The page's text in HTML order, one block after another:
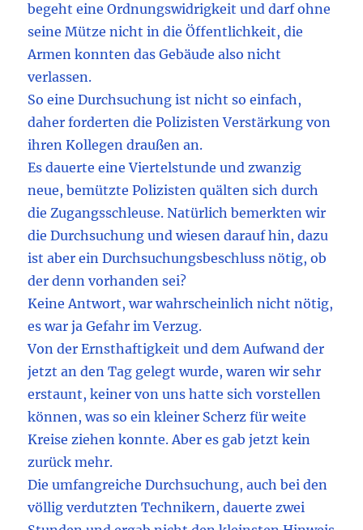
begeht eine Ordnungswidrigkeit und darf ohne
seine Mütze nicht in die Öffentlichkeit, die
Armen konnten das Gebäude also nicht
verlassen.
So eine Durchsuchung ist nicht so einfach,
daher forderten die Polizisten Verstärkung von
ihren Kollegen draußen an.
Es dauerte eine Viertelstunde und zwanzig
neue, bemützte Polizisten quälten sich durch
die Zugangsschleuse. Natürlich bemerkten wir
die Durchsuchung und wiesen darauf hin, dazu
ist aber ein Durchsuchungsbeschluss nötig, ob
der denn vorhanden sei?
Keine Antwort, war wahrscheinlich nicht nötig,
es war ja Gefahr im Verzug.
Von der Ernsthaftigkeit und dem Aufwand der
jetzt an den Tag gelegt wurde, waren wir sehr
erstaunt, keiner von uns hatte sich vorstellen
können, was so ein kleiner Scherz für weite
Kreise ziehen konnte. Aber es gab jetzt kein
zurück mehr.
Die umfangreiche Durchsuchung, auch bei den
völlig verdutzten Technikern, dauerte zwei